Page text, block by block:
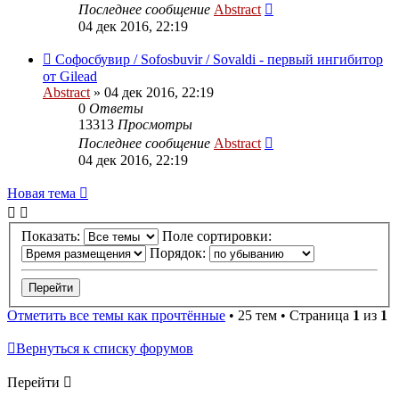
Последнее сообщение Abstract
04 дек 2016, 22:19
Софосбувир / Sofosbuvir / Sovaldi - первый ингибитор
от Gilead
Abstract » 04 дек 2016, 22:19
0 Ответы
13313 Просмотры
Последнее сообщение Abstract
04 дек 2016, 22:19
Новая тема
Показать:
Поле сортировки:
Порядок:
Отметить все темы как прочтённые • 25 тем • Страница 1 из 1
Вернуться к списку форумов
Перейти